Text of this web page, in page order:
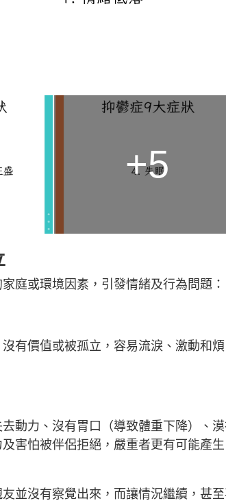
+5
庭或環境因素，引發情緒及行為問題：
有價值或被孤立，容易流淚、激動和煩
動力、沒有胃口（導致體重下降）、
害怕被伴侶拒絕，嚴重者更有可能產
並沒有察覺出來，而讓情況繼續，甚